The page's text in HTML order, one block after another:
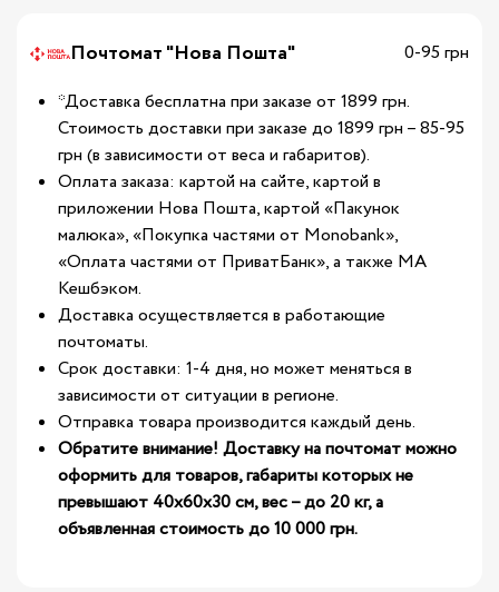
Почтомат "Нова Пошта"
0-95 грн
*Доставка бесплатна при заказе от 1899 грн.
Стоимость доставки при заказе до 1899 грн – 85-95
грн (в зависимости от веса и габаритов).
Оплата заказа: картой на сайте, картой в
приложении Нова Пошта, картой «Пакунок
малюка», «Покупка частями от Monobank»,
«Оплата частями от ПриватБанк», а также МА
Кешбэком.
Доставка осуществляется в работающие
почтоматы.
Срок доставки: 1-4 дня, но может меняться в
зависимости от ситуации в регионе.
Отправка товара производится каждый день.
Обратите внимание! Доставку на почтомат можно
оформить для товаров, габариты которых не
превышают 40х60х30 см, вес – до 20 кг, а
объявленная стоимость до 10 000 грн.